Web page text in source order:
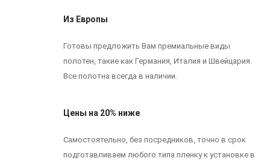
Из Европы
Готовы предложить Вам премиальные виды
полотен, такие как Германия, Италия и Швейцария.
Все полотна всегда в наличии.
Цены на 20% ниже
Самостоятельно, без посредников, точно в срок
подготавливаем любого типа пленку к установке в